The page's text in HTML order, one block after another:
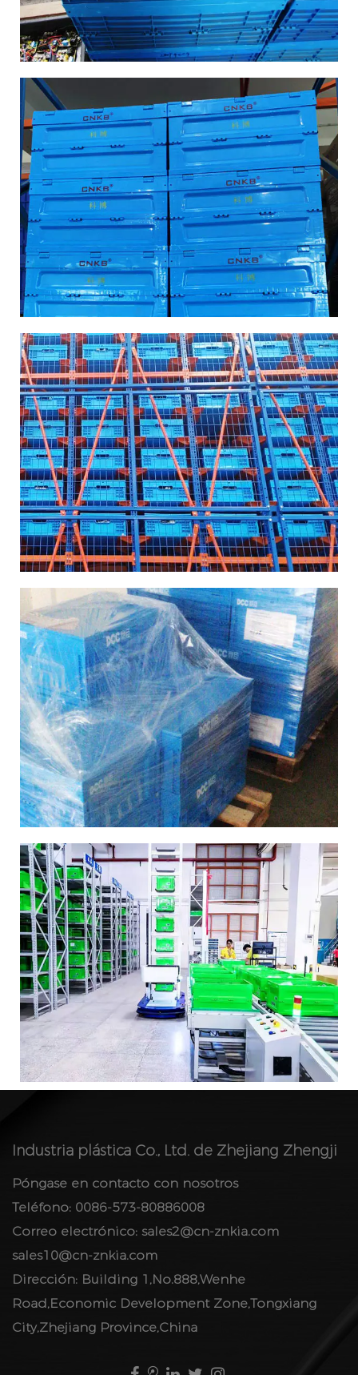
Industria plástica Co., Ltd. de Zhejiang Zhengji
Póngase en contacto con nosotros
Teléfono: 0086-573-80886008
Correo electrónico: sales2@cn-znkia.com
sales10@cn-znkia.com
Dirección: Building 1,No.888,Wenhe
Road,Economic Development Zone,Tongxiang
City,Zhejiang Province,China